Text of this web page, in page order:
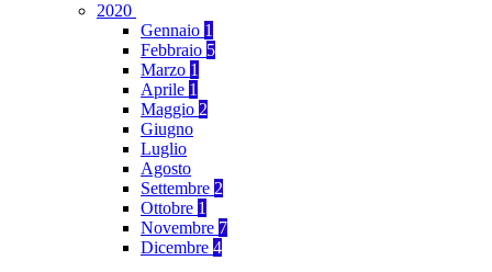
2020
Gennaio 1
Febbraio 5
Marzo 1
Aprile 1
Maggio 2
Giugno
Luglio
Agosto
Settembre 2
Ottobre 1
Novembre 7
Dicembre 4